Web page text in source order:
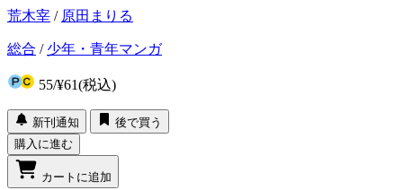
荒木宰 / 原田まりる
総合 / 少年・青年マンガ
55/¥61(税込)
新刊通知
後で買う
購入に進む
カートに追加